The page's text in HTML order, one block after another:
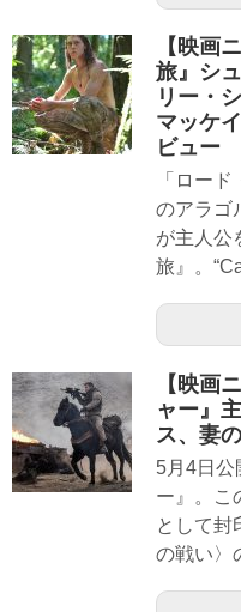
【映画
旅』シ
リー・
マッケ
ビュー
「ロー
のアラゴ
が主人公
旅』。
【映画
ャー』
ス、妻
5月4日公
ー』。こ
として封
の戦い〉